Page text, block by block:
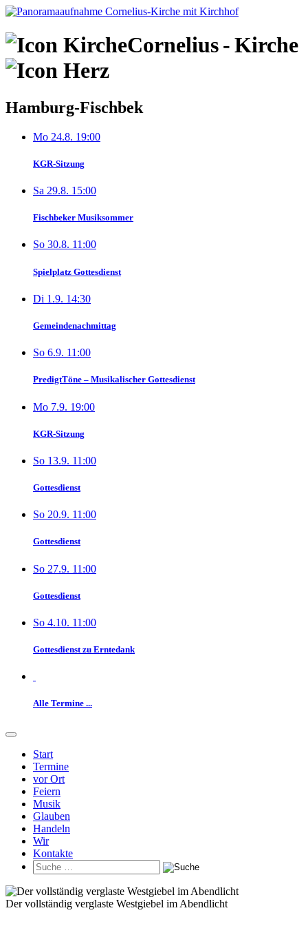
Skip
content
Cornelius-Kirche
Hamburg-Fischbek
Mo 24.8. 19:00
KGR-Sitzung
Sa 29.8. 15:00
Fischbeker Musiksommer
So 30.8. 11:00
Spielplatz Gottesdienst
Di 1.9. 14:30
Gemeindenachmittag
So 6.9. 11:00
PredigtTöne – Musikalischer Gottesdienst
Mo 7.9. 19:00
KGR-Sitzung
So 13.9. 11:00
Gottesdienst
So 20.9. 11:00
Gottesdienst
So 27.9. 11:00
Gottesdienst
So 4.10. 11:00
Gottesdienst zu Erntedank
Alle Termine ...
Start
Termine
vor Ort
Feiern
Musik
Glauben
Handeln
Wir
Kontakte
Der vollständig verglaste Westgiebel im Abendlicht